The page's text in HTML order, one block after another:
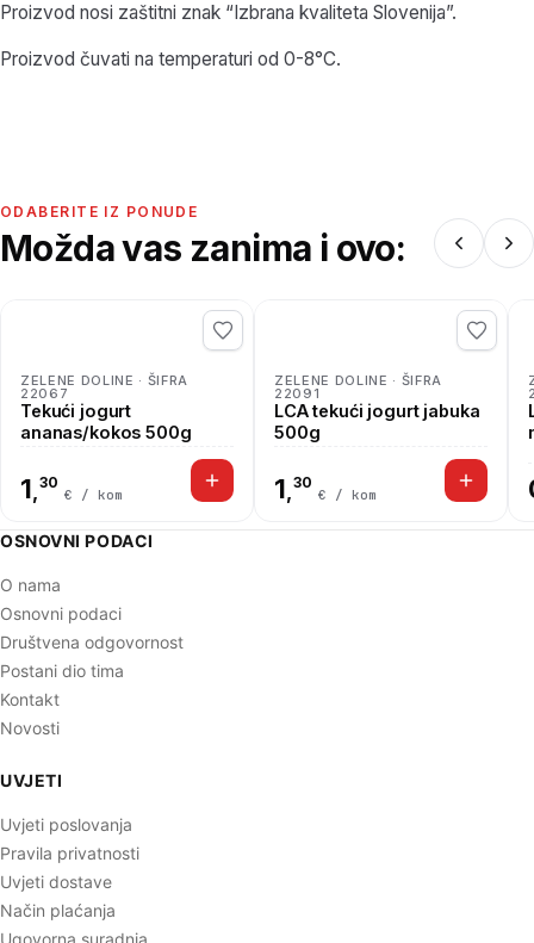
Proizvod nosi zaštitni znak “Izbrana kvaliteta Slovenija”.
Proizvod čuvati na temperaturi od 0-8°C.
ODABERITE IZ PONUDE
Možda vas zanima i ovo:
ZELENE DOLINE · ŠIFRA
22067
Tekući jogurt
ananas/kokos 500g
1,30
€ / kom
ZELENE DOLINE · ŠIFRA
22091
LCA tekući jogurt jabuka
500g
1,30
€ / kom
OSNOVNI PODACI
O nama
Osnovni podaci
Društvena odgovornost
Postani dio tima
Kontakt
Novosti
UVJETI
Uvjeti poslovanja
Pravila privatnosti
Uvjeti dostave
Način plaćanja
Ugovorna suradnja